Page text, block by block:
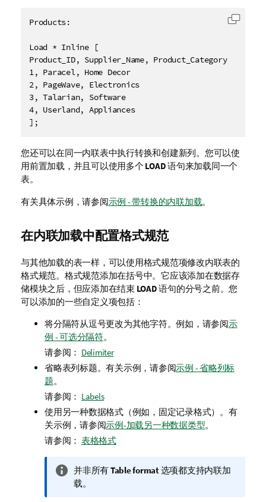
Products:
Load * Inline [
Product_ID, Supplier_Name, Product_Category
1, Paracel, Home Decor
2, PageWave, Electronics
3, Talarian, Software
4, Userland, Appliances
];
复制代
您还可以在同一内联表中执行转换和创建新列。您可以使
用前置加载，并且可以使用多个 LOAD语句来加载同一个
表。
有关具体示例，请参阅示例 - 带转换的内联加载。
在内联加载中配置格式规范
与其他加载的表一样，可以使用格式规范项修改内联表的
格式规范。格式规范添加在括号中。它应该添加在数据存
储模块之后，但应添加在结束 LOAD语句的分号之前。您
可以添加的一些自定义项包括：
将分隔符从逗号更改为其他字符。例如，请参阅示
例 - 可选分隔符。
请参阅： Delimiter
省略表列标题。有关示例，请参阅示例 - 省略列标
题。
请参阅： Labels
使用另一种数据格式（例如，固定记录格式）。有
关示例，请参阅示例-加载另一种数据类型。
请参阅： 表格格式
信
息
并非所有Table format选项都支持内联加
载。